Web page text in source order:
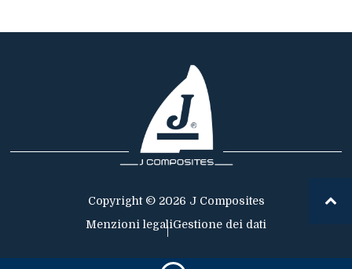
Copyright © 2026 J Composites
Menzioni legaliGestione dei dati